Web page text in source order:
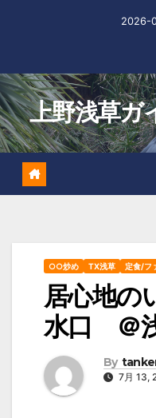
2026-
上野浅草ガ
○○炒め TX浅草 定食/フ
居心地の
水口 ＠
By
7月 13,